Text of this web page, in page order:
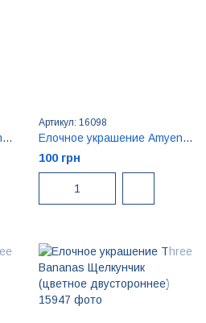
Елочное украшение Amyend Звездочка
Артикул: 16098
Елочное украшение Amyend Ангел
100 грн